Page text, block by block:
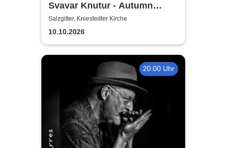
Svavar Knutur - Autumn
String Trio Tour
Salzgitter, Kniestedter Kirche
10.10.2026
20:00 Uhr